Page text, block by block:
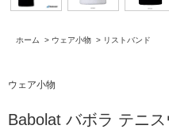
ホーム > ウェア小物 > リストバンド
ウェア小物
Babolat バボラ テニ